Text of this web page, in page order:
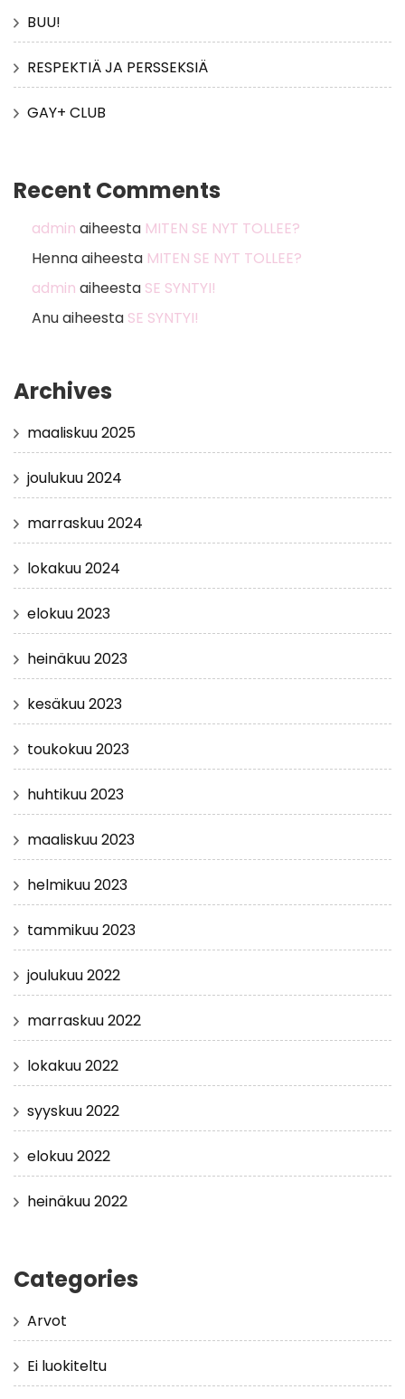
BUU!
RESPEKTIÄ JA PERSSEKSIÄ
GAY+ CLUB
Recent Comments
admin aiheesta MITEN SE NYT TOLLEE?
Hennaaiheesta MITEN SE NYT TOLLEE?
admin aiheesta SE SYNTYI!
Anuaiheesta SE SYNTYI!
Archives
maaliskuu 2025
joulukuu 2024
marraskuu 2024
lokakuu 2024
elokuu 2023
heinäkuu 2023
kesäkuu 2023
toukokuu 2023
huhtikuu 2023
maaliskuu 2023
helmikuu 2023
tammikuu 2023
joulukuu 2022
marraskuu 2022
lokakuu 2022
syyskuu 2022
elokuu 2022
heinäkuu 2022
Categories
Arvot
Ei luokiteltu